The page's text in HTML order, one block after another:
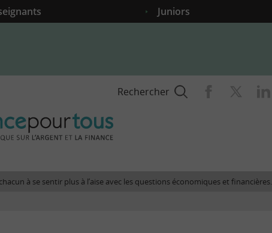
Juniors
Rechercher
finance
site
à se sentir plus à l’aise avec les questions économiques et financières.